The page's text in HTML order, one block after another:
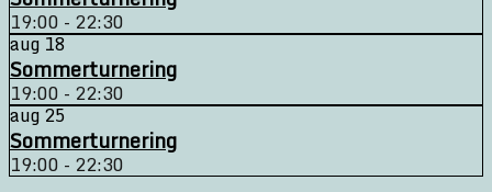
19:00 - 22:30
aug18
Sommerturnering
19:00 - 22:30
aug25
Sommerturnering
19:00 - 22:30